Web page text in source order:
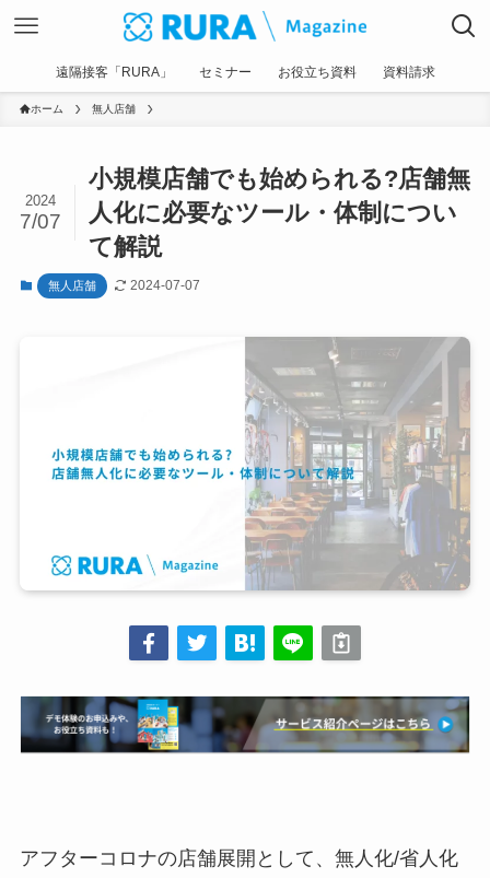
遠隔接客「RURA」 セミナー お役立ち資料 資料請求
ホーム 無人店舗
小規模店舗でも始められる?店舗無
人化に必要なツール・体制につい
て解説
2024
7/07
無人店舗 2024-07-07
アフターコロナの店舗展開として、無人化/省人化